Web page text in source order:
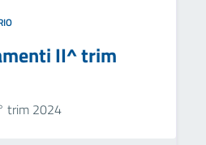
II^ trim
trim 2024